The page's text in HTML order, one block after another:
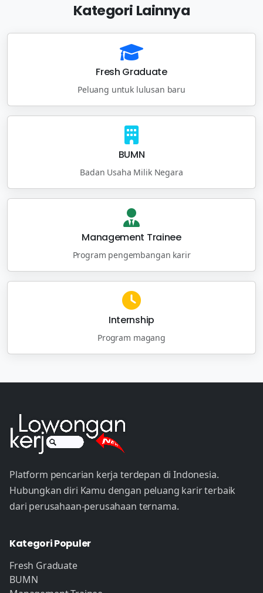
Kategori Lainnya
Fresh Graduate
Peluang untuk lulusan baru
BUMN
Badan Usaha Milik Negara
Management Trainee
Program pengembangan karir
Internship
Program magang
Platform pencarian kerja terdepan di Indonesia.
Hubungkan diri Kamu dengan peluang karir terbaik
dari perusahaan-perusahaan ternama.
Kategori Populer
Fresh Graduate
BUMN